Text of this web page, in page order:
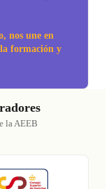
nos une en
formación y
la AEEB